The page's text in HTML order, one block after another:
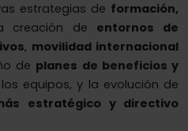
estrategias de formación,
creación de entornos de
, movilidad internacional
de planes de beneficios y
equipos, y la evolución de
estratégico y directivo